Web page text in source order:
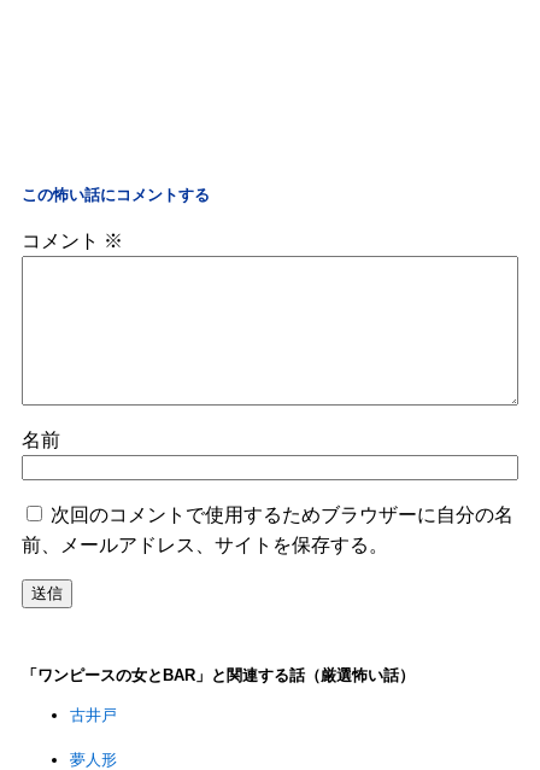
この怖い話にコメントする
コメント ※
名前
次回のコメントで使用するためブラウザーに自分の名
前、メールアドレス、サイトを保存する。
「ワンピースの女とBAR」と関連する話（厳選怖い話）
古井戸
夢人形